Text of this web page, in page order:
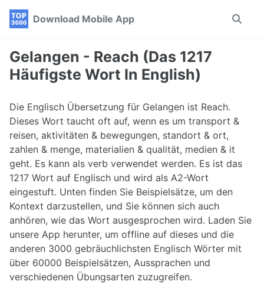
Skip
navigation
Skip
Skip
Download Mobile App
Toggle
Gelangen - Reach (Das 1217
Häufigste Wort In English)
Die Englisch Übersetzung für Gelangen ist Reach.
Dieses Wort taucht oft auf, wenn es um transport &
reisen, aktivitäten & bewegungen, standort & ort,
zahlen & menge, materialien & qualität, medien & it
geht. Es kann als verb verwendet werden. Es ist das
1217 Wort auf Englisch und wird als A2-Wort
eingestuft. Unten finden Sie Beispielsätze, um den
Kontext darzustellen, und Sie können sich auch
anhören, wie das Wort ausgesprochen wird. Laden Sie
unsere App herunter, um offline auf dieses und die
anderen 3000 gebräuchlichsten Englisch Wörter mit
über 60000 Beispielsätzen, Aussprachen und
verschiedenen Übungsarten zuzugreifen.